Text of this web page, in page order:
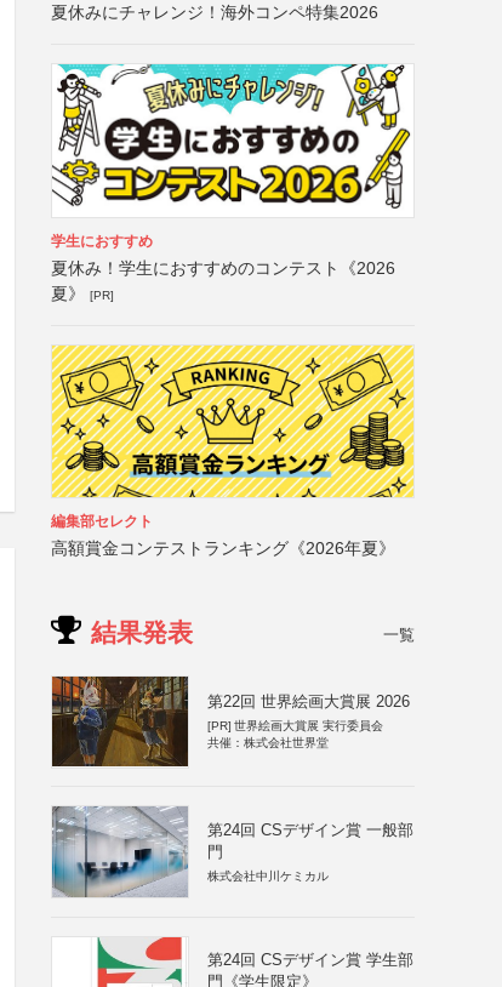
夏休みにチャレンジ！海外コンペ特集2026
学生におすすめ
夏休み！学生におすすめのコンテスト《2026
夏》
[PR]
編集部セレクト
高額賞金コンテストランキング《2026年夏》
結果発表 一覧
第22回 世界絵画大賞展 2026
[PR] 世界絵画大賞展 実行委員会
共催：株式会社世界堂
第24回 CSデザイン賞 一般部
門
株式会社中川ケミカル
第24回 CSデザイン賞 学生部
門《学生限定》